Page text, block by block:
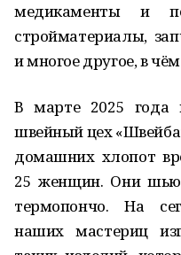
медикаменты и
стройматериалы,
и многое другое, в
В марте 2025 года
швейный цех
домашних хлопот
25 женщин. Они
термопончо. На
наших мастериц